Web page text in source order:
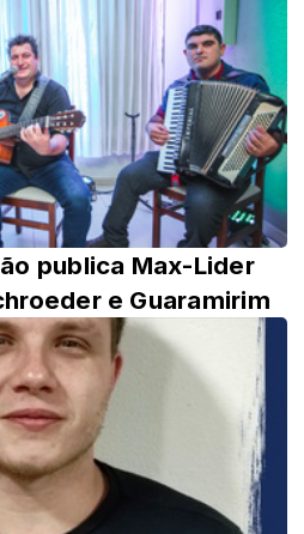
publica Max-Lider
e Guaramirim